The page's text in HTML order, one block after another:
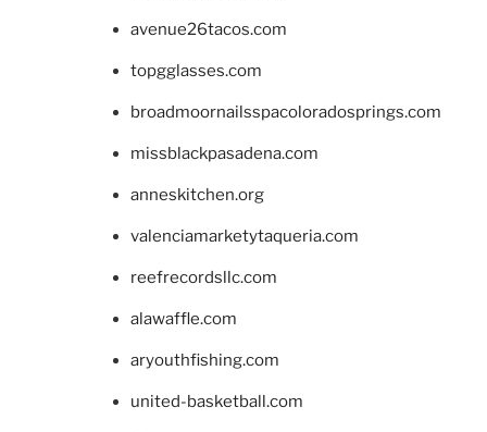
avenue26tacos.com
topgglasses.com
broadmoornailsspacoloradosprings.com
missblackpasadena.com
anneskitchen.org
valenciamarketytaqueria.com
reefrecordsllc.com
alawaffle.com
aryouthfishing.com
united-basketball.com